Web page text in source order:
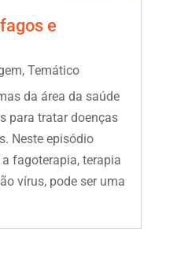
e
, Temático
da área da saúde
para tratar doenças
Neste episódio
fagoterapia, terapia
vírus, pode ser uma